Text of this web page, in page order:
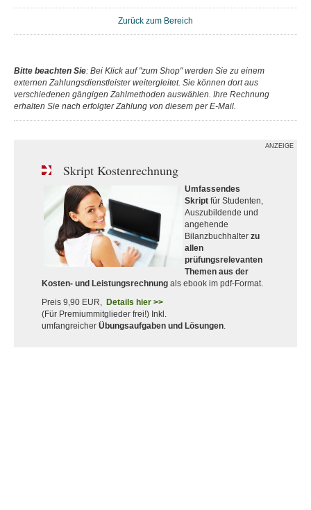
Zurück zum Bereich
Bitte beachten Sie: Bei Klick auf "zum Shop" werden Sie zu einem
externen Zahlungsdienstleister weitergleitet. Sie können dort aus
verschiedenen gängigen Zahlmethoden auswählen. Ihre Rechnung
erhalten Sie nach erfolgter Zahlung von diesem per E-Mail.
ANZEIGE
Skript Kostenrechnung
Umfassendes
Skript für Studenten,
Auszubildende und
angehende
Bilanzbuchhalter zu
allen
prüfungsrelevanten
Themen aus der
Kosten- und Leistungsrechnung als ebook im pdf-Format.
Preis 9,90 EUR, Details hier >>
(Für Premiummitglieder frei!) Inkl.
umfangreicher Übungsaufgaben und Lösungen.